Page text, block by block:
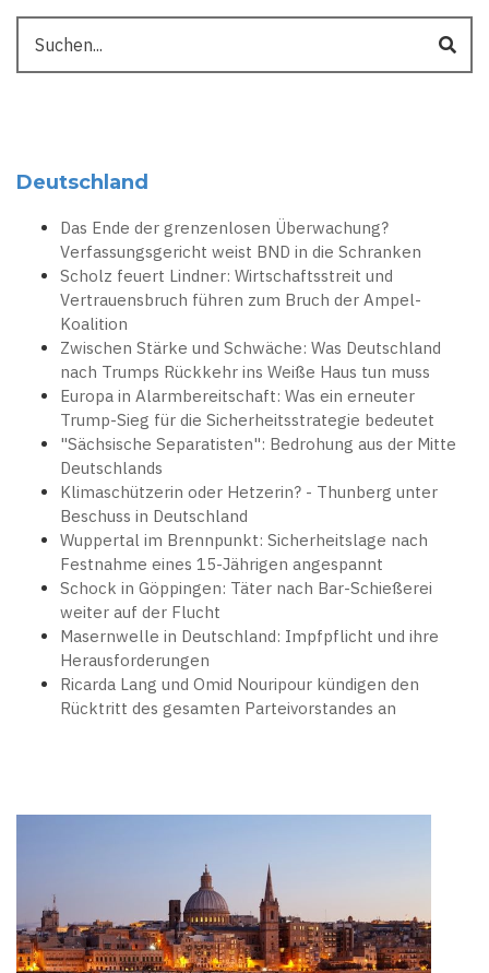
Deutschland
Das Ende der grenzenlosen Überwachung?
Verfassungsgericht weist BND in die Schranken
Scholz feuert Lindner: Wirtschaftsstreit und
Vertrauensbruch führen zum Bruch der Ampel-
Koalition
Zwischen Stärke und Schwäche: Was Deutschland
nach Trumps Rückkehr ins Weiße Haus tun muss
Europa in Alarmbereitschaft: Was ein erneuter
Trump-Sieg für die Sicherheitsstrategie bedeutet
"Sächsische Separatisten": Bedrohung aus der Mitte
Deutschlands
Klimaschützerin oder Hetzerin? - Thunberg unter
Beschuss in Deutschland
Wuppertal im Brennpunkt: Sicherheitslage nach
Festnahme eines 15-Jährigen angespannt
Schock in Göppingen: Täter nach Bar-Schießerei
weiter auf der Flucht
Masernwelle in Deutschland: Impfpflicht und ihre
Herausforderungen
Ricarda Lang und Omid Nouripour kündigen den
Rücktritt des gesamten Parteivorstandes an